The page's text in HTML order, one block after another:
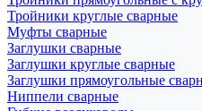
Тройники круглые сварные
Муфты сварные
Заглушки сварные
Заглушки круглые сварные
Заглушки прямоугольные
Ниппели сварные